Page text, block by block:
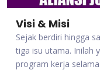
Visi & Misi
Sejak berdiri hingga
tiga isu utama. Inilah
program kerja